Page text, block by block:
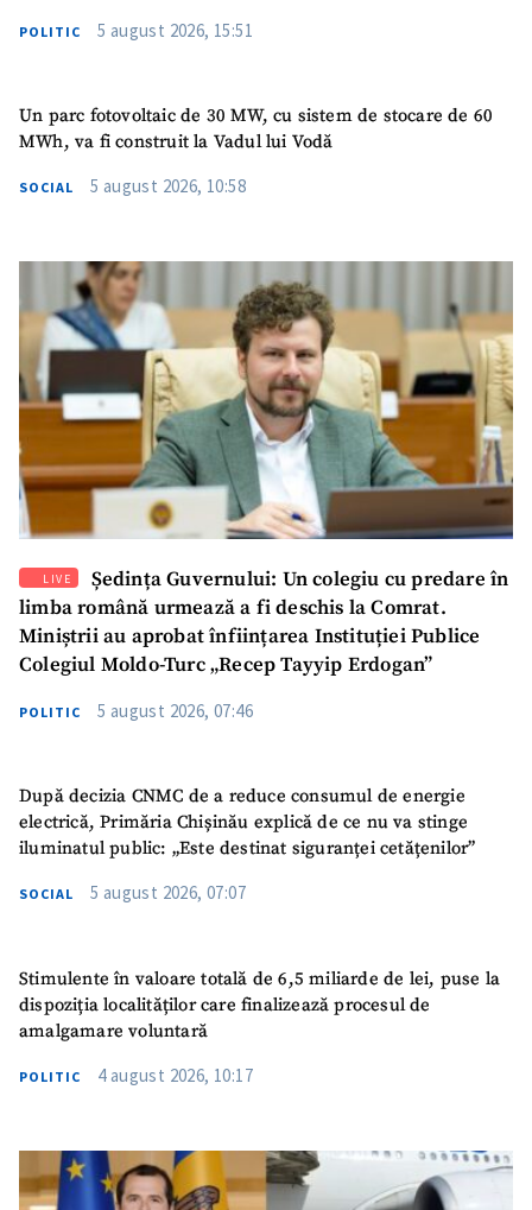
SUSȚINE
POLITIC 5 august 2026, 15:51
Un parc fotovoltaic de 30 MW, cu sistem de stocare de 60
MWh, va fi construit la Vadul lui Vodă
SOCIAL 5 august 2026, 10:58
LIVE
Ședința Guvernului: Un colegiu cu predare în
limba română urmează a fi deschis la Comrat.
Miniștrii au aprobat înființarea Instituției Publice
Colegiul Moldo-Turc „Recep Tayyip Erdogan”
POLITIC 5 august 2026, 07:46
După decizia CNMC de a reduce consumul de energie
electrică, Primăria Chișinău explică de ce nu va stinge
iluminatul public: „Este destinat siguranței cetățenilor”
SOCIAL 5 august 2026, 07:07
Stimulente în valoare totală de 6,5 miliarde de lei, puse la
dispoziția localităților care finalizează procesul de
amalgamare voluntară
POLITIC 4 august 2026, 10:17